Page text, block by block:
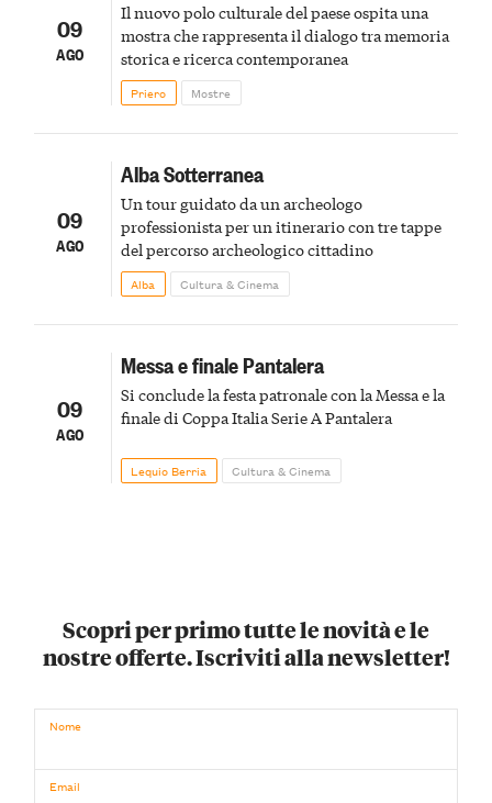
09
AGO
Il nuovo polo culturale del paese ospita una
mostra che rappresenta il dialogo tra memoria
storica e ricerca contemporanea
Priero Mostre
09
AGO
Alba Sotterranea
Un tour guidato da un archeologo
professionista per un itinerario con tre tappe
del percorso archeologico cittadino
Alba Cultura & Cinema
09
AGO
Messa e finale Pantalera
Si conclude la festa patronale con la Messa e la
finale di Coppa Italia Serie A Pantalera
Lequio Berria Cultura & Cinema
Scopri per primo tutte le novità e le
nostre offerte. Iscriviti alla newsletter!
Nome
Email